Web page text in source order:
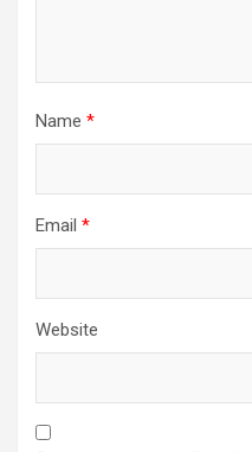
Name *
Email *
Website